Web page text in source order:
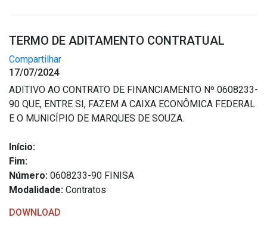
TERMO DE ADITAMENTO CONTRATUAL
Compartilhar
17/07/2024
ADITIVO AO CONTRATO DE FINANCIAMENTO Nº 0608233-
90 QUE, ENTRE SI, FAZEM A CAIXA ECONÔMICA FEDERAL
E O MUNICÍPIO DE MARQUES DE SOUZA.
Início:
Fim:
Número: 0608233-90 FINISA
Modalidade: Contratos
DOWNLOAD